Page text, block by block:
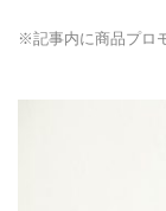
※記事内に商品プロ